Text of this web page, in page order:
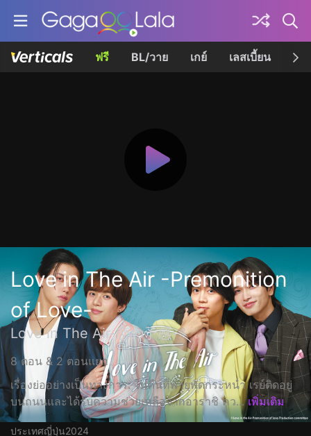
ฟรี BL/วาย เกย์ เลสเบี้ยน เค
Love in The Air -Premonition
of Love-
Love in The Air-恋の予感-
8 ตอน & 2 ตอนแยก
เรื่องย่ออย่างเป็นทางการ: ในคืนที่พายุพัดกระหน่ำ เรย์ติดอยู่
บนถนนและได้รับความช่วยเหลือจากอาราชิ คว... เพิ่มเติม
ประเทศญี่ปุ่น2024